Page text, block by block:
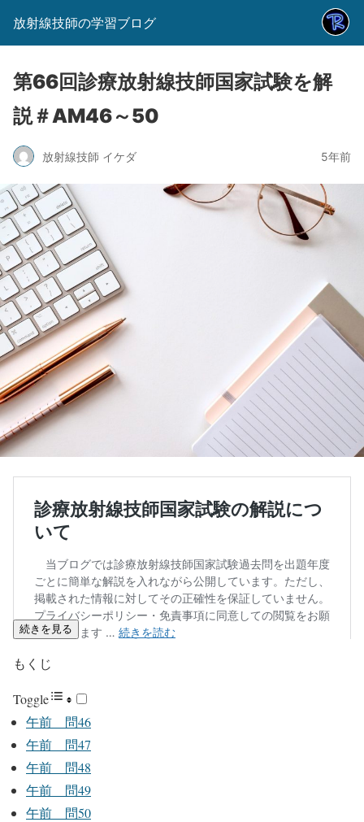
放射線技師の学習ブログ
第66回診療放射線技師国家試験を解
説＃AM46～50
放射線技師 イケダ 5年前
続きを見る
もくじ
Toggle
午前 問46
午前 問47
午前 問48
午前 問49
午前 問50